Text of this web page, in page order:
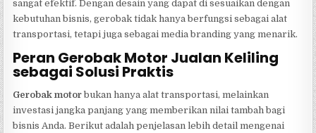
sangat efektif. Dengan desain yang dapat di sesuaikan dengan
kebutuhan bisnis, gerobak tidak hanya berfungsi sebagai alat
transportasi, tetapi juga sebagai media branding yang menarik.
Peran Gerobak Motor Jualan Keliling
sebagai Solusi Praktis
Gerobak motorbukan hanya alat transportasi, melainkan
investasi jangka panjang yang memberikan nilai tambah bagi
bisnis Anda. Berikut adalah penjelasan lebih detail mengenai